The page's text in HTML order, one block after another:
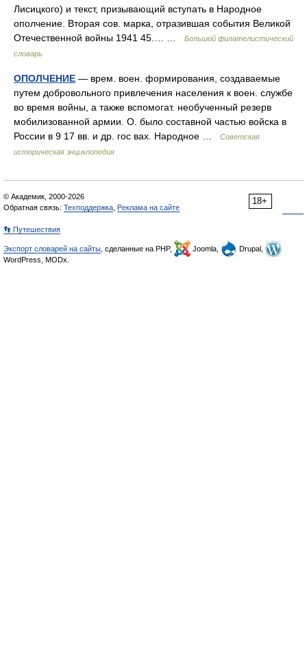
Лисицкого) и текст, призывающий вступать в Народное
ополчение. Вторая сов. марка, отразившая события Великой
Отечественной войны 1941 45.… …
Большой филателистический
словарь
ОПОЛЧЕНИЕ — врем. воен. формирования, создаваемые
путем добровольного привлечения населения к воен. службе
во время войны, а также вспомогат. необученный резерв
мобилизованной армии. О. было составной частью войска в
России в 9 17 вв. и др. гос вах. Народное …
Советская
историческая энциклопедия
18+
© Академик, 2000-2026
Обратная связь: Техподдержка Реклама на сайте
👣 Путешествия
Экспорт словарей на сайты , сделанные на PHP, Joomla,
Drupal,
WordPress, MODx.